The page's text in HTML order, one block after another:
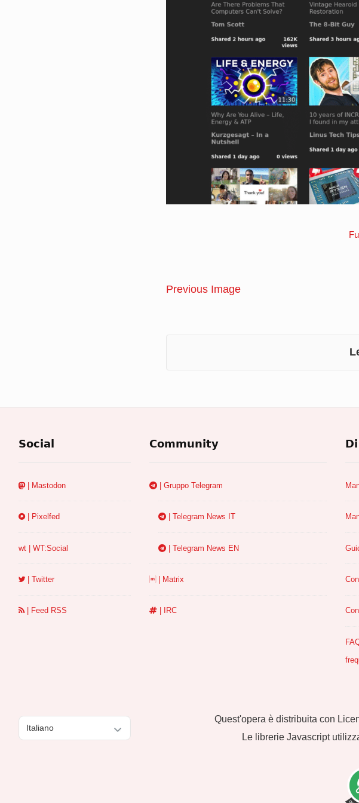
Previous Image
Social
| Mastodon
| Pixelfed
wt | WT:Social
| Twitter
| Feed RSS
Community
| Gruppo Telegram
| Telegram News IT
| Telegram News EN
| Matrix
| IRC
Quest'opera è distribuita con
Le librerie Javascript